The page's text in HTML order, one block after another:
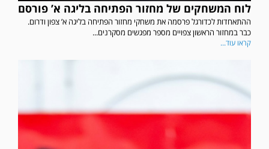
לוח המשחקים של מחזור הפתיחה בליגה א’ פורסם
ההתאחדות לכדורגל פרסמה את משחקי מחזור הפתיחה בליגה א’ צפון ודרום.
כבר במחזור הראשון צפויים מספר מפגשים מסקרנים...
קראו עוד...